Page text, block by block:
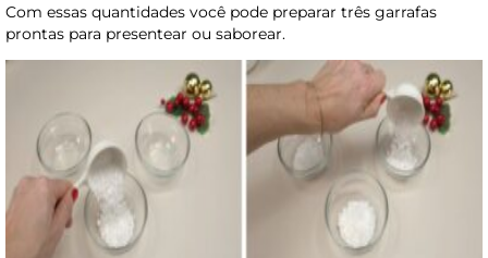
Com essas quantidades você pode preparar três garrafas
prontas para presentear ou saborear.